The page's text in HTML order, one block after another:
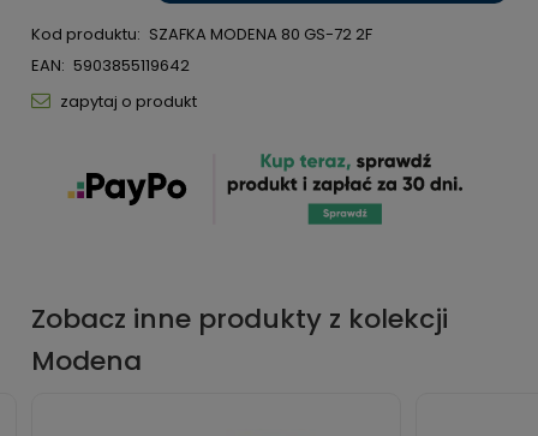
Kod produktu: SZAFKA MODENA 80 GS-72 2F
EAN: 5903855119642
zapytaj o produkt
Zobacz inne produkty z kolekcji
Modena